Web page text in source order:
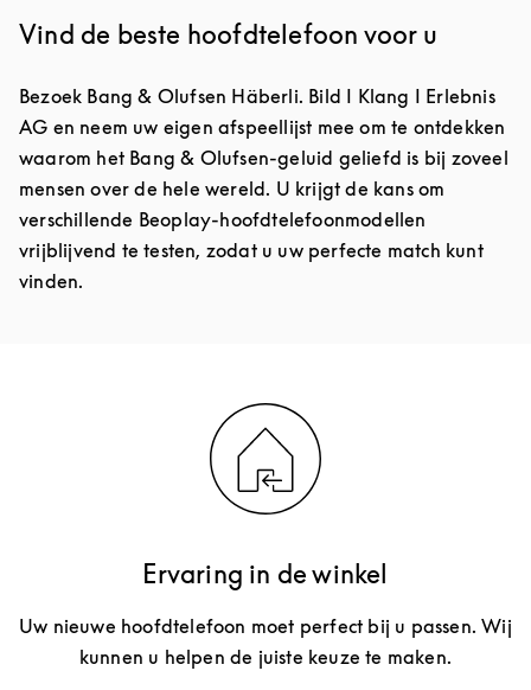
Vind de beste hoofdtelefoon voor u
Bezoek Bang & Olufsen Häberli. Bild I Klang I Erlebnis
AG en neem uw eigen afspeellijst mee om te ontdekken
waarom het Bang & Olufsen-geluid geliefd is bij zoveel
mensen over de hele wereld. U krijgt de kans om
verschillende Beoplay-hoofdtelefoonmodellen
vrijblijvend te testen, zodat u uw perfecte match kunt
vinden.
Ervaring in de winkel
Uw nieuwe hoofdtelefoon moet perfect bij u passen. Wij
kunnen u helpen de juiste keuze te maken.